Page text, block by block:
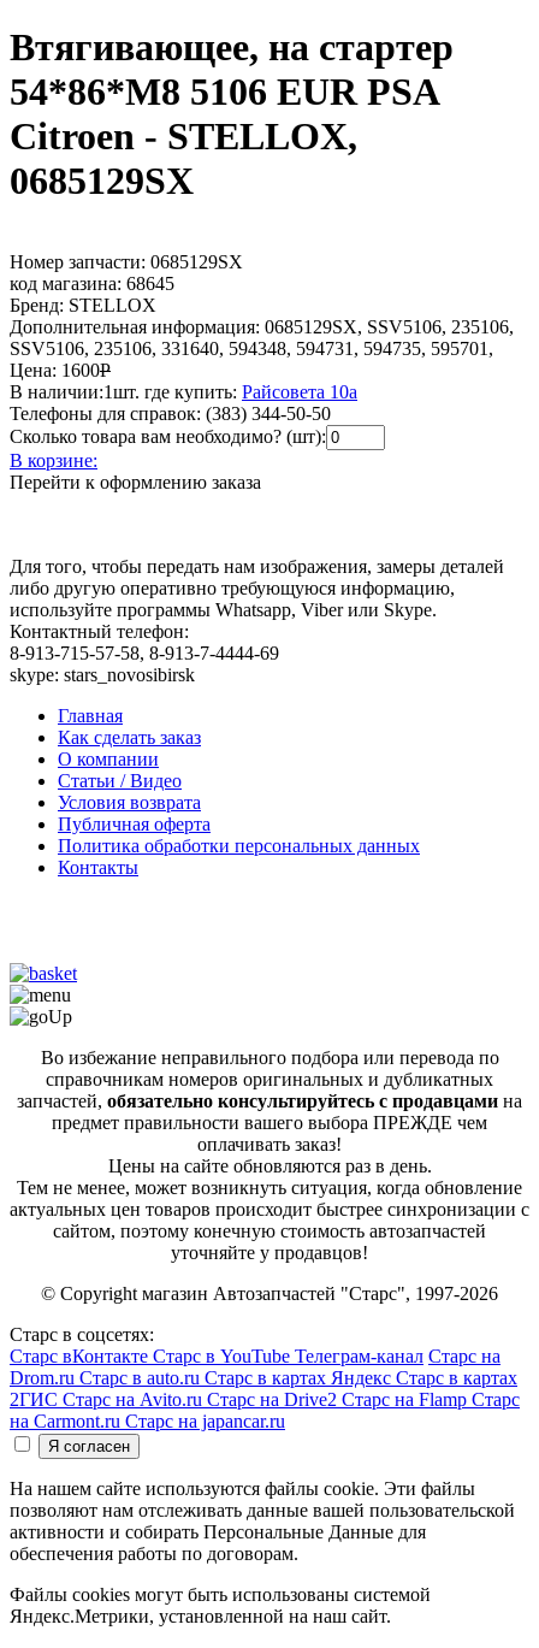
Втягивающее, на стартер
54*86*M8 5106 EUR PSA
Citroen - STELLOX,
0685129SX
Номер запчасти: 0685129SX
код магазина: 68645
Бренд: STELLOX
Дополнительная информация: 0685129SX, SSV5106, 235106,
SSV5106, 235106, 331640, 594348, 594731, 594735, 595701,
Цена: 1600Р
В наличии:1шт. где купить: Райсовета 10а
Телефоны для справок: (383) 344-50-50
Сколько товара вам необходимо? (шт):
В корзине:
Перейти к оформлению заказа
Для того, чтобы передать нам изображения, замеры деталей
либо другую оперативно требующуюся информацию,
используйте программы Whatsapp, Viber или Skype.
Контактный телефон:
8-913-715-57-58, 8-913-7-4444-69
skype: stars_novosibirsk
Главная
Как сделать заказ
О компании
Статьи / Видео
Условия возврата
Публичная оферта
Политика обработки персональных данных
Контакты
Во избежание неправильного подбора или перевода по
справочникам номеров оригинальных и дубликатных
запчастей, обязательно консультируйтесь с продавцами на
предмет правильности вашего выбора ПРЕЖДЕ чем
оплачивать заказ!
Цены на сайте обновляются раз в день.
Тем не менее, может возникнуть ситуация, когда обновление
актуальных цен товаров происходит быстрее синхронизации с
сайтом, поэтому конечную стоимость автозапчастей
уточняйте у продавцов!
© Copyright магазин Автозапчастей "Старс", 1997-2026
Старс в соцсетях:
Старс вКонтакте Старс в YouTube Телеграм-канал Старс на
Drom.ru Старс в auto.ru Старс в картах Яндекс Старс в картах
2ГИС Старс на Avito.ru Старс на Drive2 Старс на Flamp Старс
на Carmont.ru Старс на japancar.ru
На нашем сайте используются файлы cookie. Эти файлы
позволяют нам отслеживать данные вашей пользовательской
активности и собирать Персональные Данные для
обеспечения работы по договорам.
Файлы cookies могут быть использованы системой
Яндекс.Метрики, установленной на наш сайт.